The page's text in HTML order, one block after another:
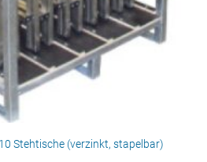
Stehtische (verzinkt, stapelbar)